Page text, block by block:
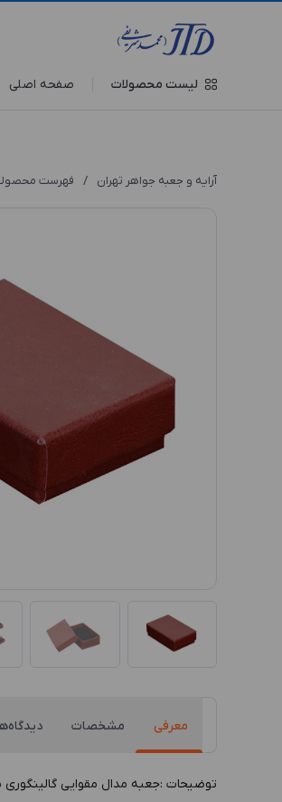
لیست محصولات صفحه اصلی
آرایه و جعبه جواهر تهران / فهرست
معرفی مشخصات